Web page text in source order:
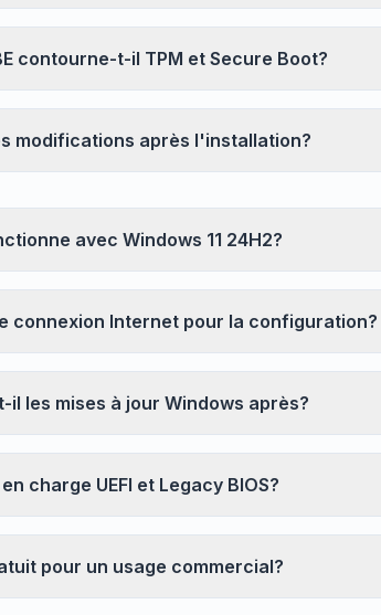
contourne-t-il TPM et Secure Boot?
modifications après l'installation?
avec Windows 11 24H2?
connexion Internet pour la configuration?
il les mises à jour Windows après?
charge UEFI et Legacy BIOS?
pour un usage commercial?
Browser
3× plus rapide
prefetch intelligent et les
Bloquez pubs &
Stoppe les overlays IA, les
bannières et les
qui vous ralentissent.